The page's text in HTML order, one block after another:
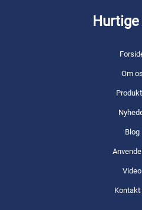
Om os
Blog
Video
Kontakt